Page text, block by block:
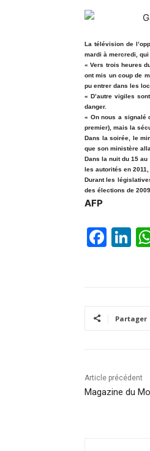
La télévision de
mardi à mercredi, qui
« Vers trois heures
ont mis un coup de
pu entrer dans les
« D’autre vigiles
danger.
« On nous a signalé
premier), mais la
Dans la soirée, le
que son ministère
Dans la nuit du 15 au
les autorités en
Durant les
des élections de
AFP
F
b
k
Li
dI
Partager
Article précédent
Magazine du